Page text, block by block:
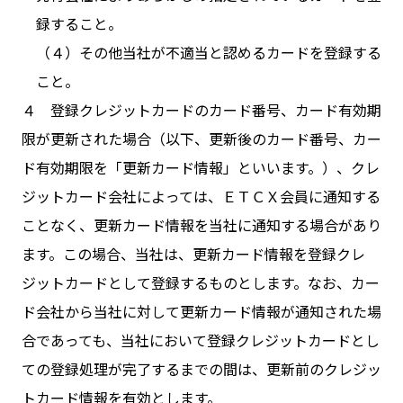
録すること。
（４）その他当社が不適当と認めるカードを登録する
こと。
４ 登録クレジットカードのカード番号、カード有効期
限が更新された場合（以下、更新後のカード番号、カー
ド有効期限を「更新カード情報」といいます。）、クレ
ジットカード会社によっては、ＥＴＣＸ会員に通知する
ことなく、更新カード情報を当社に通知する場合があり
ます。この場合、当社は、更新カード情報を登録クレ
ジットカードとして登録するものとします。なお、カー
ド会社から当社に対して更新カード情報が通知された場
合であっても、当社において登録クレジットカードとし
ての登録処理が完了するまでの間は、更新前のクレジッ
トカード情報を有効とします。